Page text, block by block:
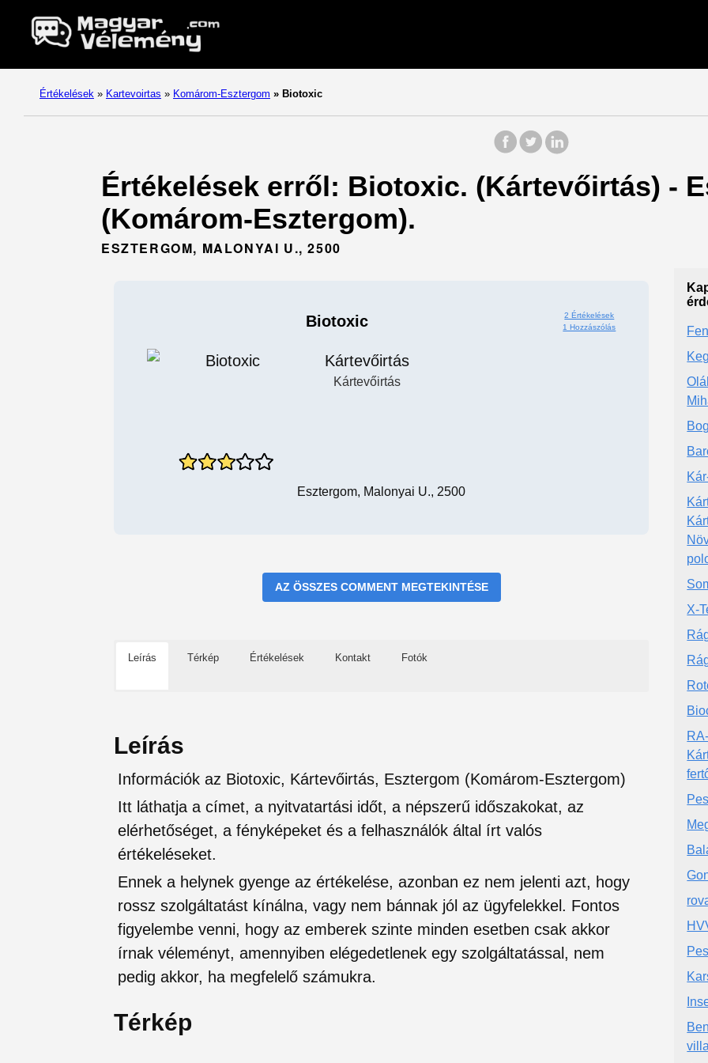
Értékelések » Kartevoirtas » Komárom-Esztergom » Biotoxic
Értékelések erről: Biotoxic. (Kártevőirtás) -
(Komárom-Esztergom).
ESZTERGOM, MALONYAI U., 2500
Biotoxic
2 Értékelések
1 Hozzászólás
Kártevőirtás
Kártevőirtás
Esztergom, Malonyai U., 2500
AZ ÖSSZES COMMENT MEGTEKINTÉSE
Leírás Térkép Értékelések Kontakt Fotók
Leírás
Információk az Biotoxic, Kártevőirtás, Esztergom (Komárom-Esztergom)
Itt láthatja a címet, a nyitvatartási időt, a népszerű időszakokat, az
elérhetőséget, a fényképeket és a felhasználók által írt valós
értékeléseket.
Ennek a helynek gyenge az értékelése, azonban ez nem jelenti azt, hogy
rossz szolgáltatást kínálna, vagy nem bánnak jól az ügyfelekkel. Fontos
figyelembe venni, hogy az emberek szinte minden esetben csak akkor
írnak véleményt, amennyiben elégedetlenek egy szolgáltatással, nem
pedig akkor, ha megfelelő számukra.
Térkép
X-